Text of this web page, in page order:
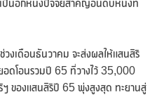
ป็นอีกหนึ่งปัจจัยสำคัญอันดับหนึ่งที่
งเดือนธันวาคม จะส่งผลให้แสนสิริ
อดโอนรวมปี 65 ที่วางไว้ 35,000
ฯ ของแสนสิริปี 65 พุ่งสูงสุด ทะยานสู่